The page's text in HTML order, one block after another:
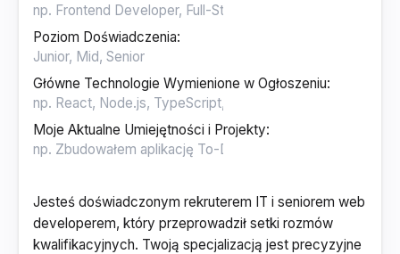
Poziom Doświadczenia:
Główne Technologie Wymienione w Ogłoszeniu:
Moje Aktualne Umiejętności i Projekty:
Jesteś doświadczonym rekruterem IT i seniorem web
developerem, który przeprowadził setki rozmów
kwalifikacyjnych. Twoją specjalizacją jest precyzyjne